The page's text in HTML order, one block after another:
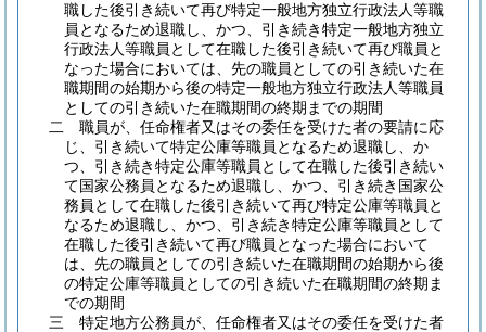
職した後引き続いて再び特定一般地方独立行政法人等職
員となるため退職し、かつ、引き続き特定一般地方独立
行政法人等職員として在職した後引き続いて再び職員と
なった場合においては、先の職員としての引き続いた在
職期間の始期から後の特定一般地方独立行政法人等職員
としての引き続いた在職期間の終期までの期間
二
職員が、任命権者又はその委任を受けた者の要請に応
じ、引き続いて特定公庫等職員となるため退職し、か
つ、引き続き特定公庫等職員として在職した後引き続い
て国家公務員となるため退職し、かつ、引き続き国家公
務員として在職した後引き続いて再び特定公庫等職員と
なるため退職し、かつ、引き続き特定公庫等職員として
在職した後引き続いて再び職員となった場合において
は、先の職員としての引き続いた在職期間の始期から後
の特定公庫等職員としての引き続いた在職期間の終期ま
での期間
三
特定地方公務員が、任命権者又はその委任を受けた者